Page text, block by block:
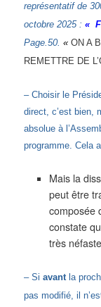
représentatif de
octobre 2025 :«
Page.50.« ON A
REMETTRE DE
– Choisir le
direct, c’est bien,
absolue à
programme. Cela
Mais la
peut être
composée
constate
très
– Siavant la
pas modifié, il